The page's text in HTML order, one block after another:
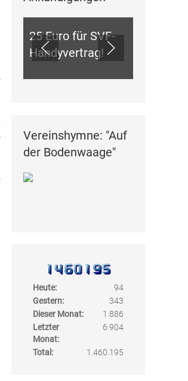
25 Euro für SVF-
Handyvertrag!
Vereinshymne: "Auf
der Bodenwaage"
Heute:
94
Gestern:
343
Dieser Monat:
1.886
Letzter
Monat:
6.904
Total: 1.460.195